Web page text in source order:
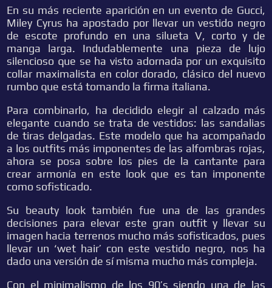
En su más reciente aparición en un evento de Gucci,
Miley Cyrus ha apostado por llevar un vestido negro
de escote profundo en una silueta V, corto y de
manga larga. Indudablemente una pieza de lujo
silencioso que se ha visto adornada por un exquisito
collar maximalista en color dorado, clásico del nuevo
rumbo que está tomando la firma italiana.
Para combinarlo, ha decidido elegir al calzado más
elegante cuando se trata de vestidos: las sandalias
de tiras delgadas. Este modelo que ha acompañado
a los outfits más imponentes de las alfombras rojas,
ahora se posa sobre los pies de la cantante para
crear armonía en este look que es tan imponente
como sofisticado.
Su beauty look también fue una de las grandes
decisiones para elevar este gran outfit y llevar su
imagen hacia terrenos mucho más sofisticados, pues
llevar un ‘wet hair’ con este vestido negro, nos ha
dado una versión de sí misma mucho más compleja.
Con el minimalismo de los 90’s siendo una de las